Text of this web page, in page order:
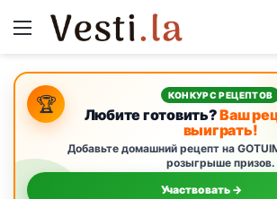
Menu
🏆 КОНКУРС РЕЦЕПТОВ
Любите готовить?Ваш
выиграть!
Добавьте домашний рецепт на
розыгрыше призов.
Участвовать →